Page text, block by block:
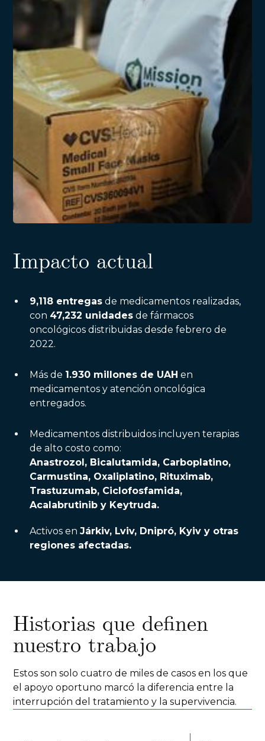
Impacto actual
9,118 entregas de medicamentos realizadas,
con 47,232 unidades de fármacos
oncológicos distribuidas desde febrero de
2022.
Más de 1.930 millones de UAH en
medicamentos y atención oncológica
entregados.
Medicamentos distribuidos incluyen terapias
de alto costo como:
Anastrozol, Bicalutamida, Carboplatino,
Carmustina, Oxaliplatino, Rituximab,
Trastuzumab, Ciclofosfamida,
Acalabrutinib y Keytruda.
Activos enJárkiv, Lviv, Dnipró, Kyiv y otras
regiones afectadas.
Historias que definen
nuestro trabajo
Estos son solo cuatro de miles de casos en los que
el apoyo oportuno marcó la diferencia entre la
interrupción del tratamiento y la supervivencia.